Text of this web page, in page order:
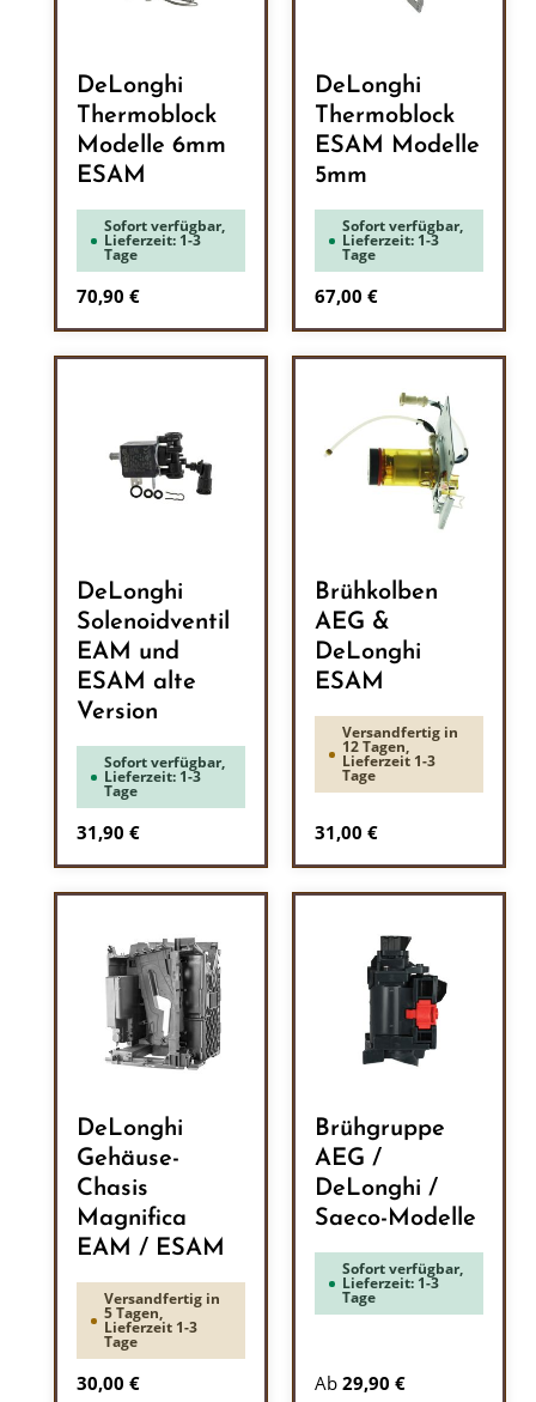
DeLonghi
Thermoblock
Modelle 6mm
ESAM
Sofort verfügbar,
Lieferzeit: 1-3
Tage
Regulärer Preis:
70,90 €
DeLonghi
Thermoblock
ESAM Modelle
5mm
Sofort verfügbar,
Lieferzeit: 1-3
Tage
Regulärer Preis:
67,00 €
DeLonghi
Solenoidventil
EAM und
ESAM alte
Version
Sofort verfügbar,
Lieferzeit: 1-3
Tage
Regulärer Preis:
31,90 €
Brühkolben
AEG &
DeLonghi
ESAM
Versandfertig in
12 Tagen,
Lieferzeit 1-3
Tage
Regulärer Preis:
31,00 €
DeLonghi
Gehäuse-
Chasis
Magnifica
EAM / ESAM
Versandfertig in
5 Tagen,
Lieferzeit 1-3
Tage
Regulärer Preis:
30,00 €
Brühgruppe
AEG /
DeLonghi /
Saeco-Modelle
Sofort verfügbar,
Lieferzeit: 1-3
Tage
Ab 29,90 €